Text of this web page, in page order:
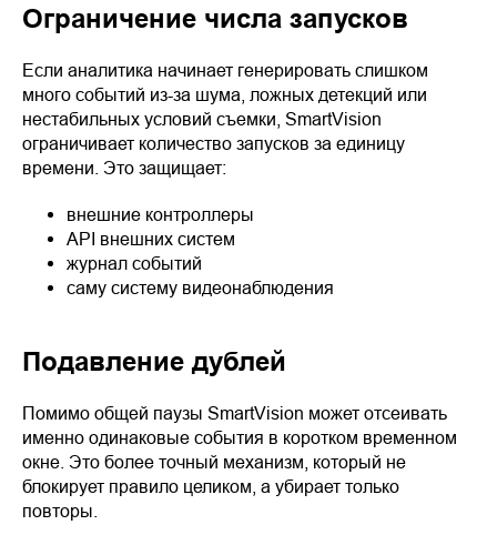
Ограничение числа запусков
Если аналитика начинает генерировать слишком
много событий из-за шума, ложных детекций или
нестабильных условий съемки, SmartVision
ограничивает количество запусков за единицу
времени. Это защищает:
внешние контроллеры
API внешних систем
журнал событий
саму систему видеонаблюдения
Подавление дублей
Помимо общей паузы SmartVision может отсеивать
именно одинаковые события в коротком временном
окне. Это более точный механизм, который не
блокирует правило целиком, а убирает только
повторы.